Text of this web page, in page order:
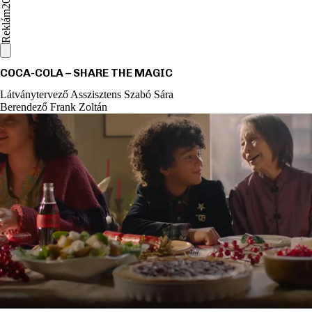
Reklám
COCA-COLA – SHARE THE MAGIC
Látványtervező Asszisztens Szabó Sára
Berendező Frank Zoltán